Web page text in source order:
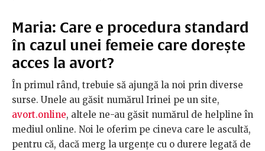
Maria: Care e procedura standard
în cazul unei femeie care dorește
acces la avort?
În primul rând, trebuie să ajungă la noi prin diverse
surse. Unele au găsit numărul Irinei pe un site,
avort.online, altele ne-au găsit numărul de helpline în
mediul online. Noi le oferim pe cineva care le ascultă,
pentru că, dacă merg la urgențe cu o durere legată de